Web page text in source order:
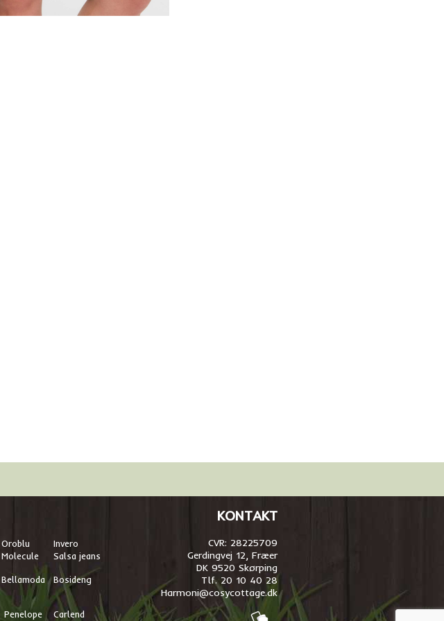
Oroblu
Invero
Molecule Salsa jeans
Bellamoda Bosideng
Penelope
Carlend
KONTAKT
CVR: 28225709
Gerdingvej 12, Fræer
DK 9520 Skørping
Tlf. 20 10 40 28
Harmoni@cosycottage.dk